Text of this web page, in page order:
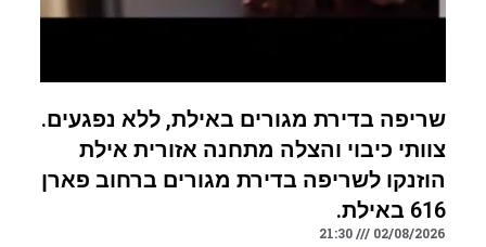
שריפה בדירת מגורים באילת, ללא נפגעים.
צוותי כיבוי והצלה מתחנה אזורית אילת
הוזנקו לשריפה בדירת מגורים ברחוב פארן
616 באילת.
02/08/2026
21:30